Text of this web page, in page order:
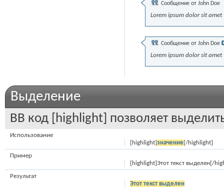
Сообщение от John Doe
Lorem ipsum dolor sit amet
Сообщение от John Doe
Lorem ipsum dolor sit amet
Выделение
BB код [highlight] позволяет
Использование
[highlight]значение[/highlight]
Пример
[highlight]Этот текст выделен[/
Результат
Этот текст выделен